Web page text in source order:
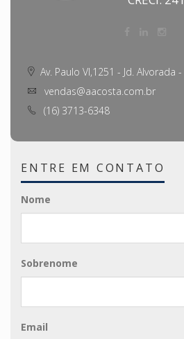
Av. Paulo VI,1251 - Jd. Alvorada
vendas@aacosta.com.br
(16) 3713-6348
ENTRE EM CONTATO
Nome
Sobrenome
Email